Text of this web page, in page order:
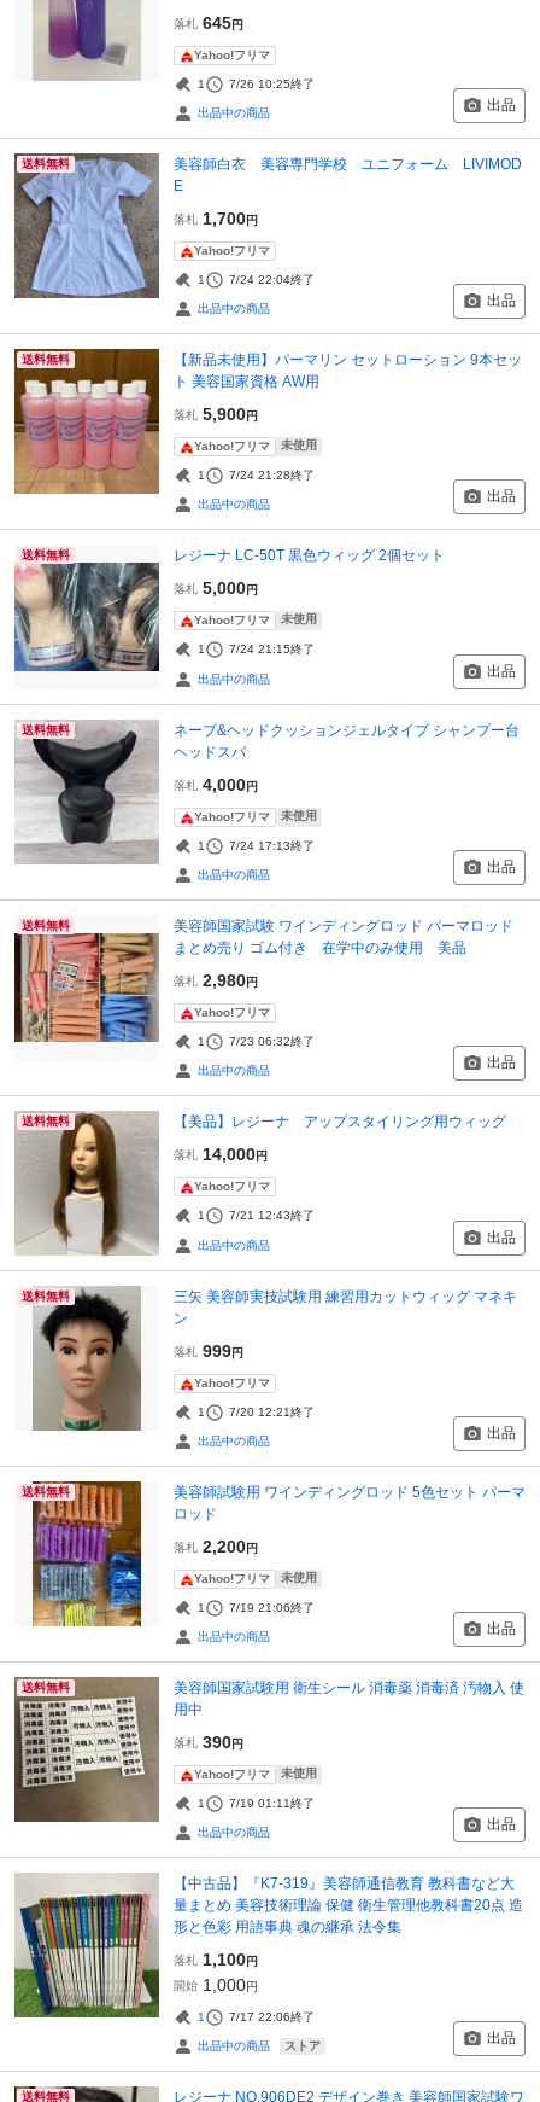
落札 645円
Yahoo!フリマ
1 7/26 10:25終了
出品中の商品 出品
送料無料
美容師白衣 美容専門学校 ユニフォーム LIVIMOD
E
落札 1,700円
Yahoo!フリマ
1 7/24 22:04終了
出品中の商品 出品
送料無料
【新品未使用】パーマリン セットローション 9本セッ
ト 美容国家資格 AW用
落札 5,900円
Yahoo!フリマ 未使用
1 7/24 21:28終了
出品中の商品 出品
送料無料 レジーナ LC-50T 黒色ウィッグ 2個セット
落札 5,000円
Yahoo!フリマ 未使用
1 7/24 21:15終了
出品中の商品 出品
送料無料
ネープ&ヘッドクッションジェルタイプ シャンプー台
ヘッドスパ
落札 4,000円
Yahoo!フリマ 未使用
1 7/24 17:13終了
出品中の商品 出品
送料無料
美容師国家試験 ワインディングロッド パーマロッド
まとめ売り ゴム付き 在学中のみ使用 美品
落札 2,980円
Yahoo!フリマ
1 7/23 06:32終了
出品中の商品 出品
送料無料 【美品】レジーナ アップスタイリング用ウィッグ
落札 14,000円
Yahoo!フリマ
1 7/21 12:43終了
出品中の商品 出品
送料無料
三矢 美容師実技試験用 練習用カットウィッグ マネキ
ン
落札 999円
Yahoo!フリマ
1 7/20 12:21終了
出品中の商品 出品
送料無料
美容師試験用 ワインディングロッド 5色セット パーマ
ロッド
落札 2,200円
Yahoo!フリマ 未使用
1 7/19 21:06終了
出品中の商品 出品
送料無料
美容師国家試験用 衛生シール 消毒薬 消毒済 汚物入 使
用中
落札 390円
Yahoo!フリマ 未使用
1 7/19 01:11終了
出品中の商品 出品
【中古品】『K7-319』美容師通信教育 教科書など大
量まとめ 美容技術理論 保健 衛生管理他教科書20点 造
形と色彩 用語事典 魂の継承 法令集
落札 1,100円
開始 1,000円
1 7/17 22:06終了
出品中の商品 ストア 出品
送料無料 レジーナ NO.906DE2 デザイン巻き 美容師国家試験ワ